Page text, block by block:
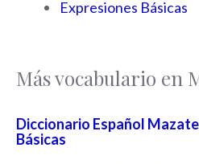
Expresiones Básicas
Más vocabulario en
Diccionario Español
Básicas